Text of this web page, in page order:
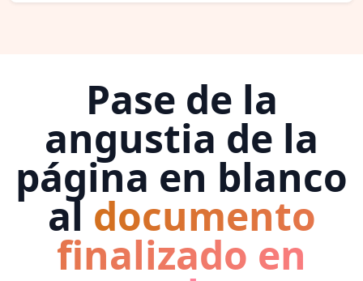
Pase de la
angustia de la
página en blanco
al documento
finalizado en